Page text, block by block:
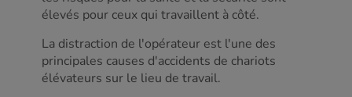
élevés pour ceux qui travaillent à côté.
La distraction de l'opérateur est l'une des
principales causes d'accidents de chariots
élévateurs sur le lieu de travail.